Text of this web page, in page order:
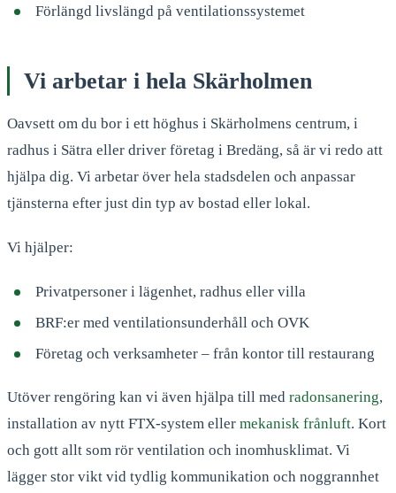
Förlängd livslängd på ventilationssystemet
Vi arbetar i hela Skärholmen
Oavsett om du bor i ett höghus i Skärholmens centrum, i
radhus i Sätra eller driver företag i Bredäng, så är vi redo att
hjälpa dig. Vi arbetar över hela stadsdelen och anpassar
tjänsterna efter just din typ av bostad eller lokal.
Vi hjälper:
Privatpersoner i lägenhet, radhus eller villa
BRF:er med ventilationsunderhåll och OVK
Företag och verksamheter – från kontor till restaurang
Utöver rengöring kan vi även hjälpa till med radonsanering,
installation av nytt FTX-system eller mekanisk frånluft. Kort
och gott allt som rör ventilation och inomhusklimat. Vi
lägger stor vikt vid tydlig kommunikation och noggrannhet